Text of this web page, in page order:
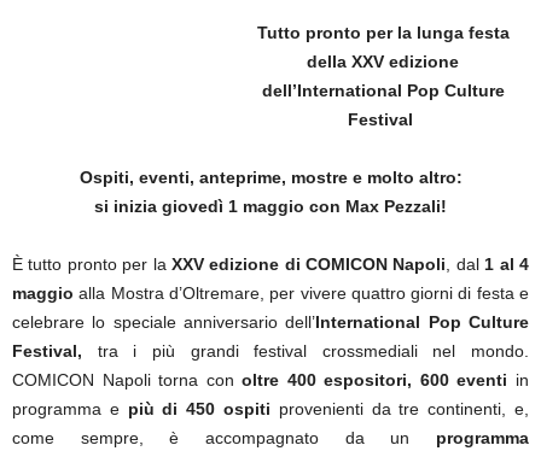
Tutto pronto per la lunga festa
della XXV edizione
dell’International Pop Culture
Festival
Ospiti, eventi, anteprime, mostre e molto altro:
si inizia giovedì 1 maggio con Max Pezzali!
È tutto pronto per la XXV edizione di COMICON Napoli , dal 1 al 4
maggio alla Mostra d’Oltremare, per vivere quattro giorni di festa e
celebrare lo speciale anniversario dell’International Pop Culture
Festival, tra i più grandi festival crossmediali nel mondo.
COMICON Napoli torna conoltre 400 espositori, 600 eventi in
programma e più di 450 ospiti provenienti da tre continenti, e,
come sempre, è accompagnato da un programma